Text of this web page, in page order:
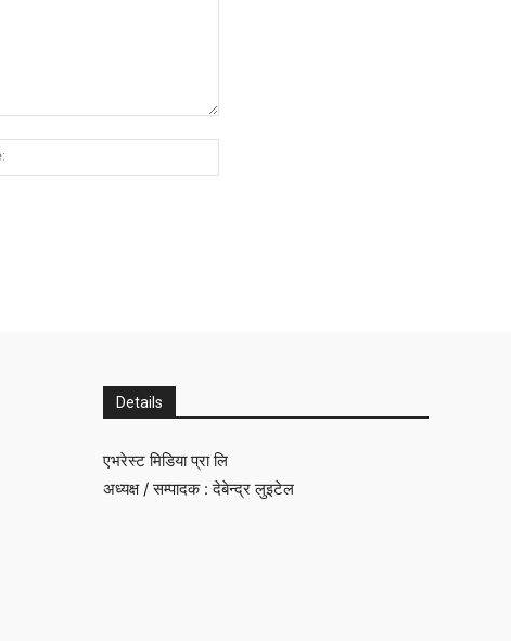
Details
एभरेस्ट मिडिया प्रा लि
अध्यक्ष / सम्पादक : देबेन्द्र लुइटेल